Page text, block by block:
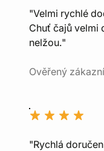
"Velmi rychlé
Chuť čajů velmi
nelžou."
Ověřený
"Rychlá